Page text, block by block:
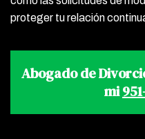
proteger tu relación
Abogado de
mi